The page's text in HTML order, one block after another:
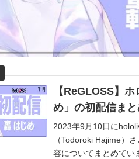
【ReGLOSS】
め」の初配信ま
2023年9月10日に
（Todoroki Hajime）
容についてまとめてい